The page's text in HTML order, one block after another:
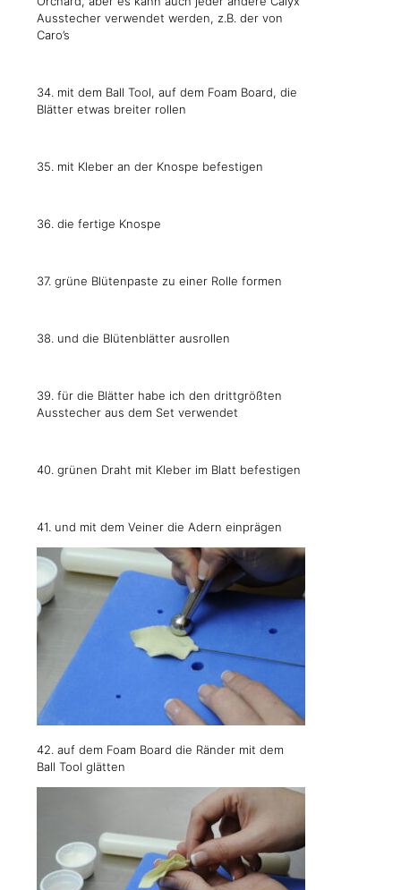
Ausstecher verwendet werden, z.B. der von
Caro’s
34. mit dem Ball Tool, auf dem Foam Board, die
Blätter etwas breiter rollen
35. mit Kleber an der Knospe befestigen
36. die fertige Knospe
37. grüne Blütenpaste zu einer Rolle formen
38. und die Blütenblätter ausrollen
39. für die Blätter habe ich den drittgrößten
Ausstecher aus dem Set verwendet
40. grünen Draht mit Kleber im Blatt befestigen
41. und mit dem Veiner die Adern einprägen
42. auf dem Foam Board die Ränder mit dem
Ball Tool glätten